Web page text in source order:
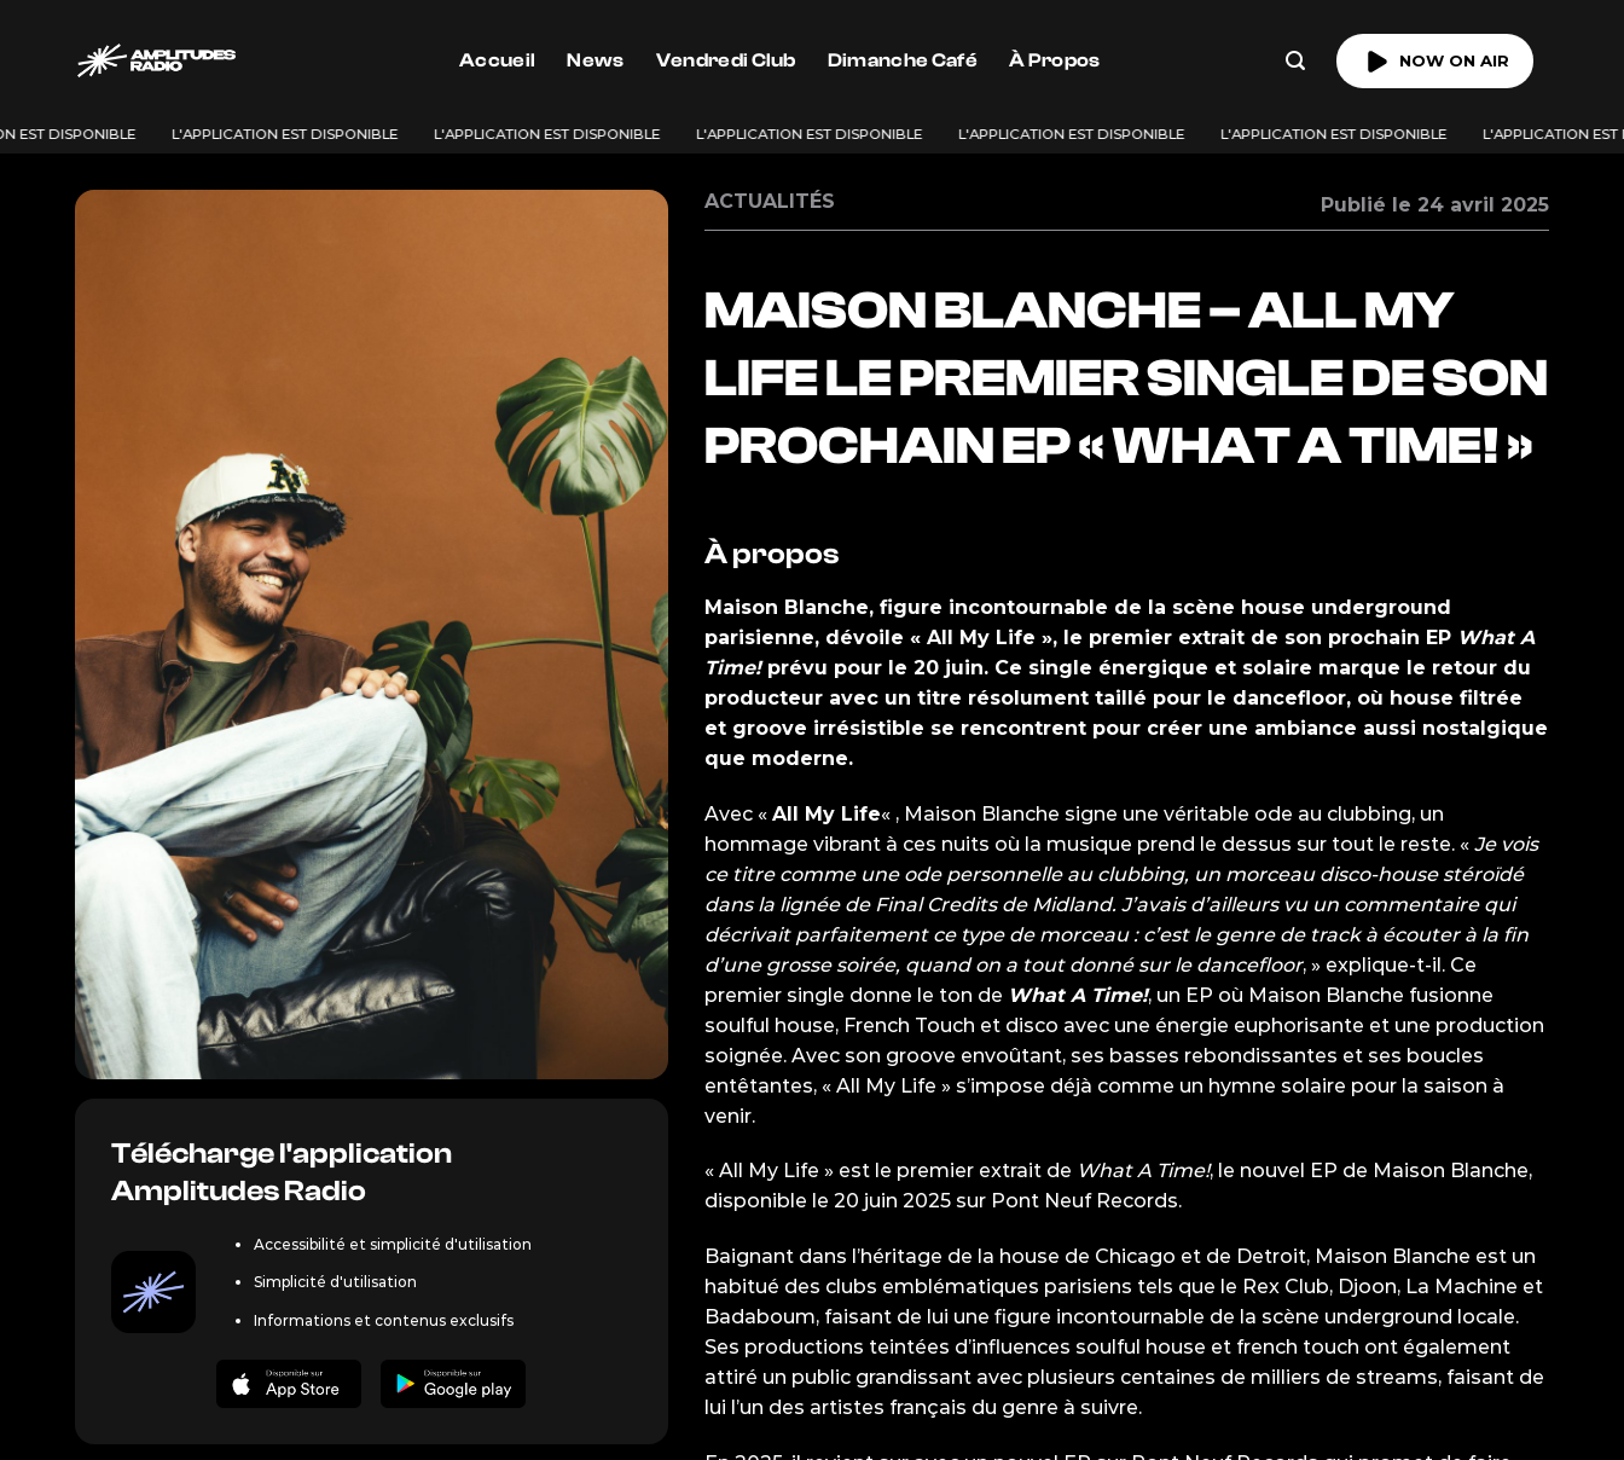
contenu
Accueil News Vendredi Club Dimanche Café À Propos NOW ON AIR
EST DISPONIBLE L'APPLICATION EST DISPONIBLE L'APPLICATION EST DISPONIBLE L'APPLICATION EST DISPONIBLE L'APPLICATION EST DISPONIBLE L'APPLICATION EST DISPONIBLE L'APPLICATION EST
Télécharge l'application
Amplitudes Radio
Accessibilité et simplicité d'utilisation
Simplicité d'utilisation
Informations et contenus exclusifs
ACTUALITÉS Publié le 24 avril 2025
MAISON BLANCHE – ALL MY
LIFE LE PREMIER SINGLE DE SON
PROCHAIN EP « WHAT A TIME! »
À propos
Maison Blanche, figure incontournable de la scène house underground
parisienne, dévoile « All My Life », le premier extrait de son prochain EP What A
Time!prévu pour le 20 juin. Ce single énergique et solaire marque le retour du
producteur avec un titre résolument taillé pour le dancefloor, où house filtrée
et groove irrésistible se rencontrent pour créer une ambiance aussi nostalgique
que moderne.
Avec « All My Life« , Maison Blanche signe une véritable ode au clubbing, un
hommage vibrant à ces nuits où la musique prend le dessus sur tout le reste. « Je vois
ce titre comme une ode personnelle au clubbing, un morceau disco-house stéroïdé
dans la lignée de Final Credits de Midland. J’avais d’ailleurs vu un commentaire qui
décrivait parfaitement ce type de morceau : c’est le genre de track à écouter à la fin
d’une grosse soirée, quand on a tout donné sur le dancefloor, » explique-t-il. Ce
premier single donne le ton de What A Time!, un EP où Maison Blanche fusionne
soulful house, French Touch et disco avec une énergie euphorisante et une production
soignée. Avec son groove envoûtant, ses basses rebondissantes et ses boucles
entêtantes, « All My Life » s’impose déjà comme un hymne solaire pour la saison à
venir.
« All My Life » est le premier extrait de What A Time!, le nouvel EP de Maison Blanche,
disponible le 20 juin 2025 sur Pont Neuf Records.
Baignant dans l’héritage de la house de Chicago et de Detroit, Maison Blanche est un
habitué des clubs emblématiques parisiens tels que le Rex Club, Djoon, La Machine et
Badaboum, faisant de lui une figure incontournable de la scène underground locale.
Ses productions teintées d’influences soulful house et french touch ont également
attiré un public grandissant avec plusieurs centaines de milliers de streams, faisant de
lui l’un des artistes français du genre à suivre.